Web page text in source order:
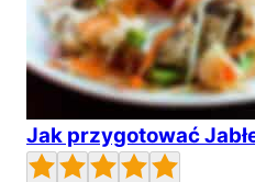
Jak przygotować